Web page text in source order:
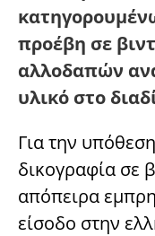
προέβη σε
αλλοδαπών
υλικό στο
Για την
δικογραφία σε
απόπειρα
είσοδο στην